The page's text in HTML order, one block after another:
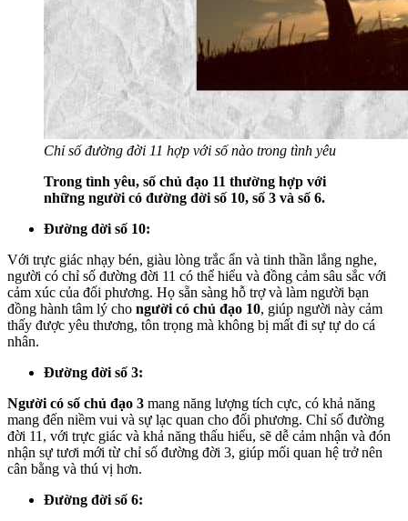
Chỉ số đường đời 11 hợp với số nào trong tình yêu
Trong tình yêu, số chủ đạo 11 thường hợp với
những người có đường đời số 10, số 3 và số 6.
Đường đời số 10:
Với trực giác nhạy bén, giàu lòng trắc ẩn và tinh thần lắng nghe,
người có chỉ số đường đời 11 có thể hiểu và đồng cảm sâu sắc với
cảm xúc của đối phương. Họ sẵn sàng hỗ trợ và làm người bạn
đồng hành tâm lý cho người có chủ đạo 10, giúp người này cảm
thấy được yêu thương, tôn trọng mà không bị mất đi sự tự do cá
nhân.
Đường đời số 3:
Người có số chủ đạo 3 mang năng lượng tích cực, có khả năng
mang đến niềm vui và sự lạc quan cho đối phương. Chỉ số đường
đời 11, với trực giác và khả năng thấu hiểu, sẽ dễ cảm nhận và đón
nhận sự tươi mới từ chỉ số đường đời 3, giúp mối quan hệ trở nên
cân bằng và thú vị hơn.
Đường đời số 6: